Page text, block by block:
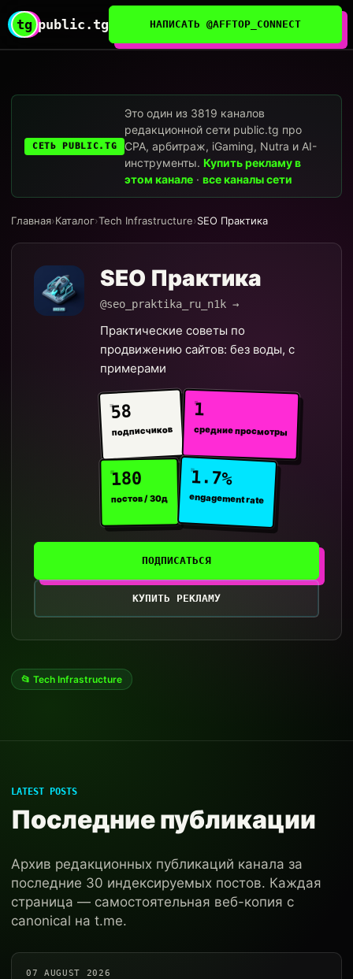
tg public.tg НАПИСАТЬ @AFFTOP_CONNECT
СЕТЬ PUBLIC.TG
Это один из 3819 каналов
редакционной сети public.tg про
CPA, арбитраж, iGaming, Nutra и AI-
инструменты.Купить рекламу в
этом канале ·все каналы сети
Главная›Каталог›Tech Infrastructure›SEO Практика
SEO Практика
@seo_praktika_ru_n1k →
Практические советы по
продвижению сайтов: без воды, с
примерами
58
подписчиков
1
средние просмотры
180
постов / 30д
1.7%
engagement rate
ПОДПИСАТЬСЯ
КУПИТЬ РЕКЛАМУ
📂 Tech Infrastructure
LATEST POSTS
Последние публикации
Архив редакционных публикаций канала за
последние 30 индексируемых постов. Каждая
страница — самостоятельная веб-копия с
canonical на t.me.
07 AUGUST 2026